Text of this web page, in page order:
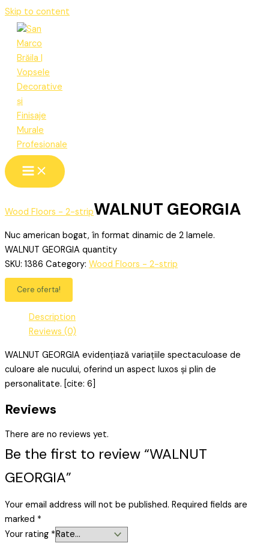
Skip to content
Wood Floors - 2-stripWALNUT GEORGIA
Nuc american bogat, în format dinamic de 2 lamele.
WALNUT GEORGIA quantity
SKU: 1386 Category: Wood Floors - 2-strip
Cere oferta!
Description
Reviews (0)
WALNUT GEORGIA evidențiază variațiile spectaculoase de
culoare ale nucului, oferind un aspect luxos și plin de
personalitate. [cite: 6]
Reviews
There are no reviews yet.
Be the first to review “WALNUT
GEORGIA”
Your email address will not be published. Required fields are
marked *
Your rating *